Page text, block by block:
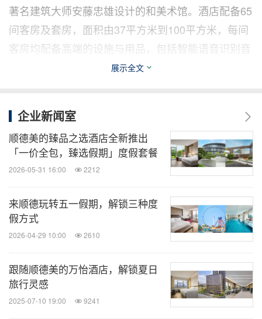
著名建筑大师安藤忠雄设计的和美术馆。酒店配备65
间客房及套房，面积由37平方米到100平方米，每间
客房均配备高端的设施与用品，包括智能语音识别音
箱等高科技设备。部分客房及套房可饱览花园及城市
及充满活力的社交场景，倾力将酒店打造成为新兴热
门旅行目的地之选，为寻求独特体验的旅行者带来独
行一帜的新鲜体验。垂询更多信息或预订住宿，请致
https://www.marriott.c
om/szxtx.
关于万怡酒店
万怡酒店品牌为热爱事业、积极进取的宾客打造理想
下榻之选。万怡酒店在超过60个国家和地区拥有超过
1,335家酒店，热衷于为世界各地的宾客提供服务，
展示全文
企业新闻室
顺德美的臻品之选酒店全新推出
「一价全包，臻选假期」度假套餐
2026-05-31 16:00 2212
来顺德玩转五一假期，解锁三种度
假方式
2026-04-29 10:00 2610
跟随顺德美的万怡酒店，解锁夏日
旅行灵感
2025-07-10 19:00 9241